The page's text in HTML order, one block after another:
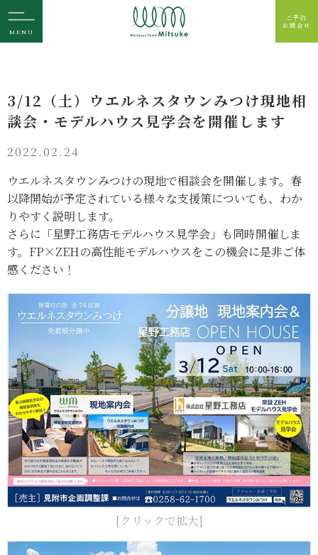
MENU
ご予約
お問合せ
3/12（土）ウエルネスタウンみつけ現地相
談会・モデルハウス見学会を開催します
2022.02.24
ウエルネスタウンみつけの現地で相談会を開催します。春
以降開始が予定されている様々な支援策についても、わか
りやすく説明します。
さらに「星野工務店モデルハウス見学会」も同時開催しま
す。FP×ZEHの高性能モデルハウスをこの機会に是非ご体
感ください！
[クリックで拡大]